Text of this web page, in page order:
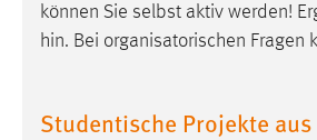
können Sie selbst aktiv werden!
hin. Bei organisatorischen Fragen
Studentische Projekte
Name: cookie_consent
Zweck:
Dieser Cookie